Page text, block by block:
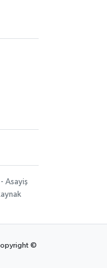
Asayiş
©